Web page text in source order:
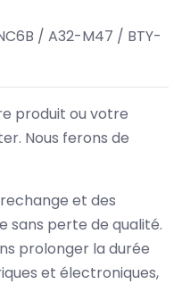
/ A32-M47 / BTY-
produit ou votre
Nous ferons de
et des
sans perte de qualité.
prolonger la durée
et électroniques,